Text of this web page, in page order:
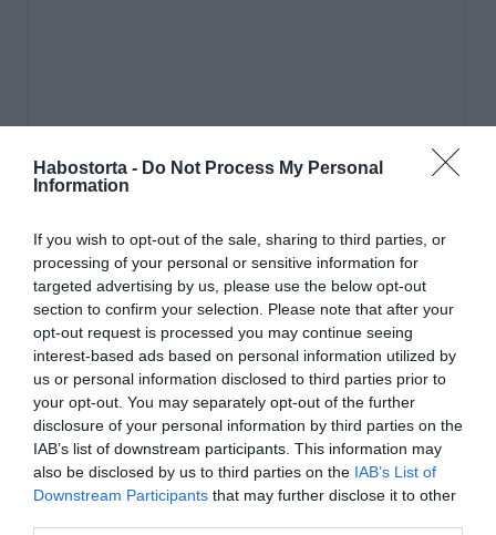
Habostorta - Do Not Process My Personal
Information
If you wish to opt-out of the sale, sharing to third parties, or
processing of your personal or sensitive information for
targeted advertising by us, please use the below opt-out
section to confirm your selection. Please note that after your
opt-out request is processed you may continue seeing
interest-based ads based on personal information utilized by
us or personal information disclosed to third parties prior to
your opt-out. You may separately opt-out of the further
disclosure of your personal information by third parties on the
IAB’s list of downstream participants. This information may
also be disclosed by us to third parties on the IAB’s List of
Downstream Participants that may further disclose it to other
A 32 éves légtornász, aki nem tagadja, régóta vágyott
már arra, hogy családot alapítson, néhány héttel ezelőtt